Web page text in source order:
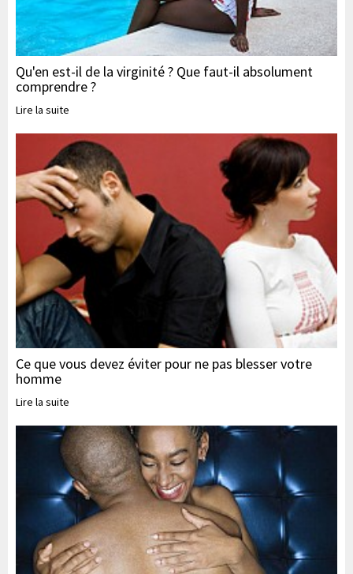
Qu'en est-il de la virginité ? Que faut-il absolument
comprendre ?
Lire la suite
Ce que vous devez éviter pour ne pas blesser votre
homme
Lire la suite